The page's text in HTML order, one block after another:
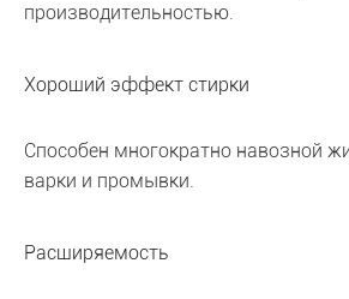
производительностью.
Хороший эффект стирки
Способен многократно навозной
варки и промывки.
Расширяемость